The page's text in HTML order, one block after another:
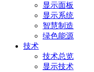
显示面板
显示系统
智慧制造
绿色能源
技术
技术总览
显示技术